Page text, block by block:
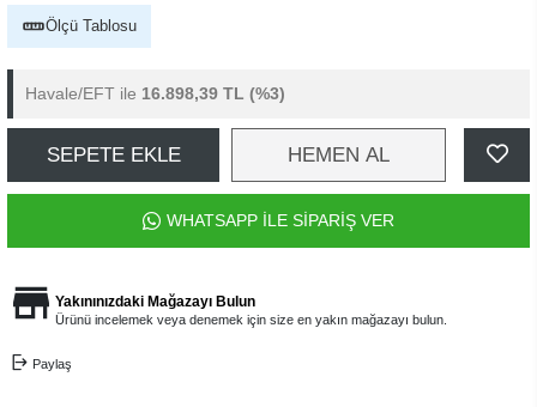
Ölçü Tablosu
Havale/EFT ile 16.898,39 TL (%3)
SEPETE EKLE HEMEN AL
WHATSAPP İLE SİPARİŞ VER
Yakınınızdaki Mağazayı Bulun
Ürünü incelemek veya denemek için size en yakın mağazayı bulun.
Paylaş